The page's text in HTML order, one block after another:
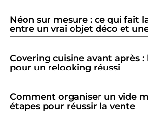
Néon sur mesure : ce qui fait
entre un vrai objet déco et
Covering cuisine avant après
pour un relooking réussi
Comment organiser un vide
étapes pour réussir la vente